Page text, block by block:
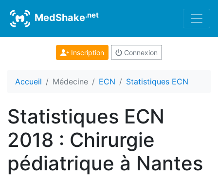
MedShake.net
Inscription Connexion
Accueil Médecine ECN Statistiques ECN
Statistiques ECN
2018 : Chirurgie
pédiatrique à Nantes